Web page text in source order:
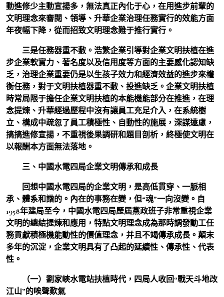
動進修少主動宣揚多，無法真正內化于心，在用進步前輩的
文明理念來審閱、領導、升華企業治理任務實行的效能方面
年夜幅下降，從而招致文明理念難于推行實行。
三是任務器重不敷。 浩繁企業引導對企業文明扶植在進
步企業軟實力、著名度以及信用度等方面的主要感化認知缺
乏，治理企業重要仍是以生孩子效力和經濟效益的進步來權
衡任務，對于文明扶植器重不敷、投進缺乏。企業文明扶植
時常局限于擔任企業文明扶植的本能機能部分在推進，在理
念提煉、升華經過歷程中沒有讓員工充足介入，在系統樹
立、構成中疏忽了員工積極性、自動性的施展，深謀遠慮，
搞搞進修宣揚，不重視後果調研和題目剖析，終極使文明在
以報酬本方面無法落地。
三、中國水電四局企業文明傳承和成長
回想中國水電四局的企業文明，是高低貫穿、一脈相
承、體系和諧的。內在的事務在變，但“魂”一向沒變。自
1958年建局至今，中國水電四局歷屆黨政班子非常重視企業
文明的總結提煉和應用，特點文明理念成為那時調發動工任
務貢獻積極機能動性的價值理念，并且不竭傳承成長。顛末
多年的沉淀，企業文明具有了凸起的延續性、傳承性、代表
性。
（一）劉家峽水電站扶植時代，四局人收回“戰天斗地改
江山”的唉聲歎氣